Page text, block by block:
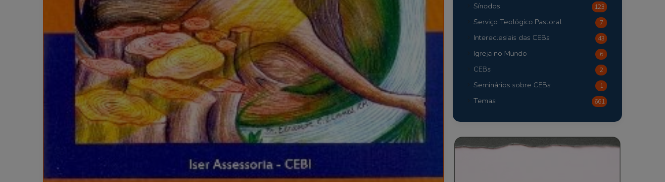
Sínodos 123
Serviço Teológico Pastoral 7
Intereclesiais das CEBs 43
Igreja no Mundo 6
CEBs 2
Seminários sobre CEBs 1
Temas 661